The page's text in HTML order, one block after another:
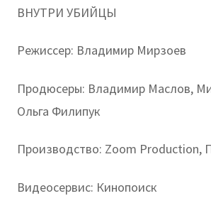
ВНУТРИ УБИЙЦЫ
Режиссер: Владимир Мирзоев
Продюсеры: Владимир Маслов,
Ольга Филипук
Производство: Zoom Production,
Видеосервис: Кинопоиск